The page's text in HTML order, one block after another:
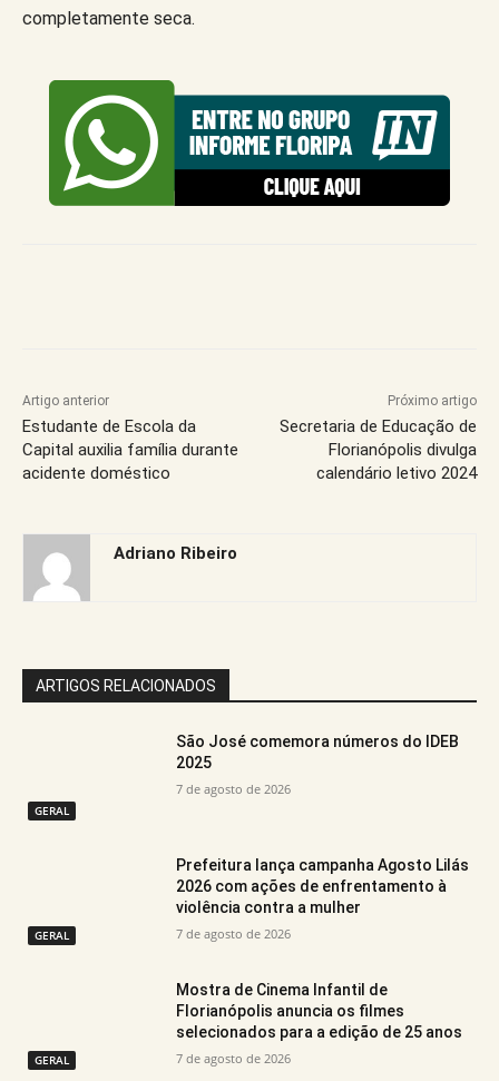
completamente seca.
Artigo anterior
Estudante de Escola da
Capital auxilia família durante
acidente doméstico
Próximo artigo
Secretaria de Educação de
Florianópolis divulga
calendário letivo 2024
Adriano Ribeiro
ARTIGOS RELACIONADOS
GERAL
São José comemora números do IDEB
2025
7 de agosto de 2026
GERAL
Prefeitura lança campanha Agosto Lilás
2026 com ações de enfrentamento à
violência contra a mulher
7 de agosto de 2026
GERAL
Mostra de Cinema Infantil de
Florianópolis anuncia os filmes
selecionados para a edição de 25 anos
7 de agosto de 2026